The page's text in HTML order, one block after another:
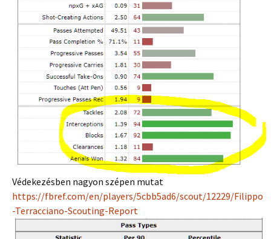
Védekezésben nagyon szépen mutat
https://fbref.com/en/players/5cbb5ad6/scout/12229/Filippo
-Terracciano-Scouting-Report